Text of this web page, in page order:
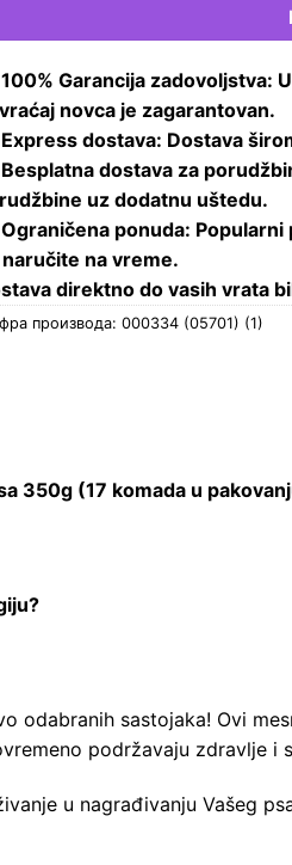
100% Garancija zadovoljstva:
novca je zagarantovan.
Express dostava: Dostava
Besplatna dostava za
uz dodatnu uštedu.
Ograničena ponuda:
na vreme.
direktno do vasih vrata
производа: 000334 (05701) (1)
350g (17 komada u
odabranih sastojaka! Ovi
podržavaju zdravlje i
u nagrađivanju Vašeg